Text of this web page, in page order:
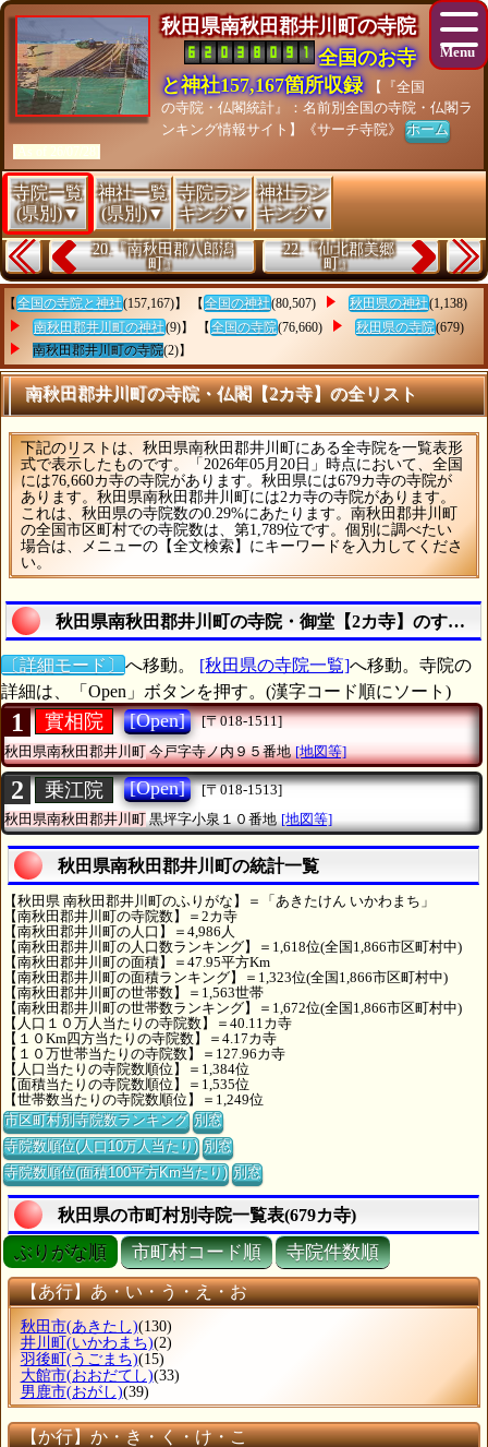
秋田県南秋田郡井川町の寺院
全国のお寺
と神社157,167箇所収録
【『全国
の寺院・仏閣統計』：名前別全国の寺院・仏閣ラ
ンキング情報サイト】《サーチ寺院》ホーム
[As of 26/07/28]
寺院一覧
(県別)▼
神社一覧
(県別)▼
寺院ラン
キング▼
神社ラン
キング▼
20.『南秋田郡八郎潟
町』
22.『仙北郡美郷
町』
【 全国の寺院と神社(157,167)】 【 全国の神社(80,507) 秋田県の神社(1,138)
南秋田郡井川町の神社(9)】 【 全国の寺院(76,660) 秋田県の寺院(679)
南秋田郡井川町の寺院(2)】
南秋田郡井川町の寺院・仏閣【2カ寺】の全リスト
下記のリストは、秋田県南秋田郡井川町にある全寺院を一覧表形
式で表示したものです。「2026年05月20日」時点において、全国
には76,660カ寺の寺院があります。秋田県には679カ寺の寺院が
あります。秋田県南秋田郡井川町には2カ寺の寺院があります。
これは、秋田県の寺院数の0.29%にあたります。南秋田郡井川町
の全国市区町村での寺院数は、第1,789位です。個別に調べたい
場合は、メニューの【全文検索】にキーワードを入力してくださ
い。
秋田県南秋田郡井川町の寺院・御堂【2カ寺】のすべて
〔詳細モード〕 へ移動。 [秋田県の寺院一覧]へ移動。寺院の
詳細は、「Open」ボタンを押す。(漢字コード順にソート)
1 實相院 [Open]
[〒018-1511]
秋田県南秋田郡井川町今戸字寺ノ内９５番地 [地図等]
2 乗江院 [Open]
[〒018-1513]
秋田県南秋田郡井川町黒坪字小泉１０番地 [地図等]
秋田県南秋田郡井川町の統計一覧
【秋田県 南秋田郡井川町のふりがな】＝「あきたけん いかわまち」
【南秋田郡井川町の寺院数】＝2カ寺
【南秋田郡井川町の人口】＝4,986人
【南秋田郡井川町の人口数ランキング】＝1,618位(全国1,866市区町村中)
【南秋田郡井川町の面積】＝47.95平方Km
【南秋田郡井川町の面積ランキング】＝1,323位(全国1,866市区町村中)
【南秋田郡井川町の世帯数】＝1,563世帯
【南秋田郡井川町の世帯数ランキング】＝1,672位(全国1,866市区町村中)
【人口１０万人当たりの寺院数】＝40.11カ寺
【１０Km四方当たりの寺院数】＝4.17カ寺
【１０万世帯当たりの寺院数】＝127.96カ寺
【人口当たりの寺院数順位】＝1,384位
【面積当たりの寺院数順位】＝1,535位
【世帯数当たりの寺院数順位】＝1,249位
市区町村別寺院数ランキング 別窓
寺院数順位(人口10万人当たり) 別窓
寺院数順位(面積100平方Km当たり) 別窓
秋田県の市町村別寺院一覧表(679カ寺)
ぶりがな順 市町村コード順 寺院件数順
【あ行】あ・い・う・え・お
秋田市(あきたし)(130)
井川町(いかわまち)(2)
羽後町(うごまち)(15)
大館市(おおだてし)(33)
男鹿市(おがし)(39)
【か行】か・き・く・け・こ